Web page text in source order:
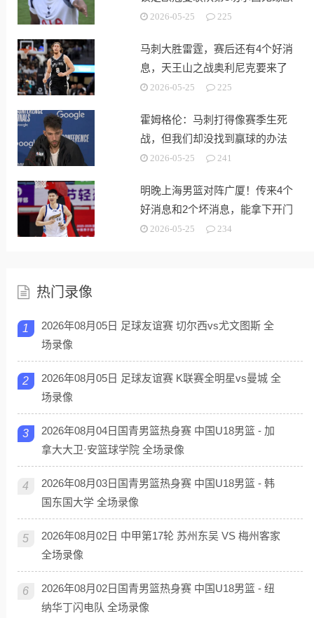
战2026-05-25 225
马刺大胜雷霆，赛后还有4个好消
息，天王山之战奥利尼克要来了
2026-05-25 225
霍姆格伦：马刺打得像赛季生死
战，但我们却没找到赢球的办法
2026-05-25 241
明晚上海男篮对阵广厦！传来4个
好消息和2个坏消息，能拿下开门
红2026-05-25 234
热门录像
1
2026年08月05日 足球友谊赛 切尔西vs尤文图斯 全
场录像
2
2026年08月05日 足球友谊赛 K联赛全明星vs曼城 全
场录像
3
2026年08月04日国青男篮热身赛 中国U18男篮 - 加
拿大大卫·安篮球学院 全场录像
4
2026年08月03日国青男篮热身赛 中国U18男篮 - 韩
国东国大学 全场录像
5
2026年08月02日 中甲第17轮 苏州东吴 VS 梅州客家
全场录像
6
2026年08月02日国青男篮热身赛 中国U18男篮 - 纽
纳华丁闪电队 全场录像